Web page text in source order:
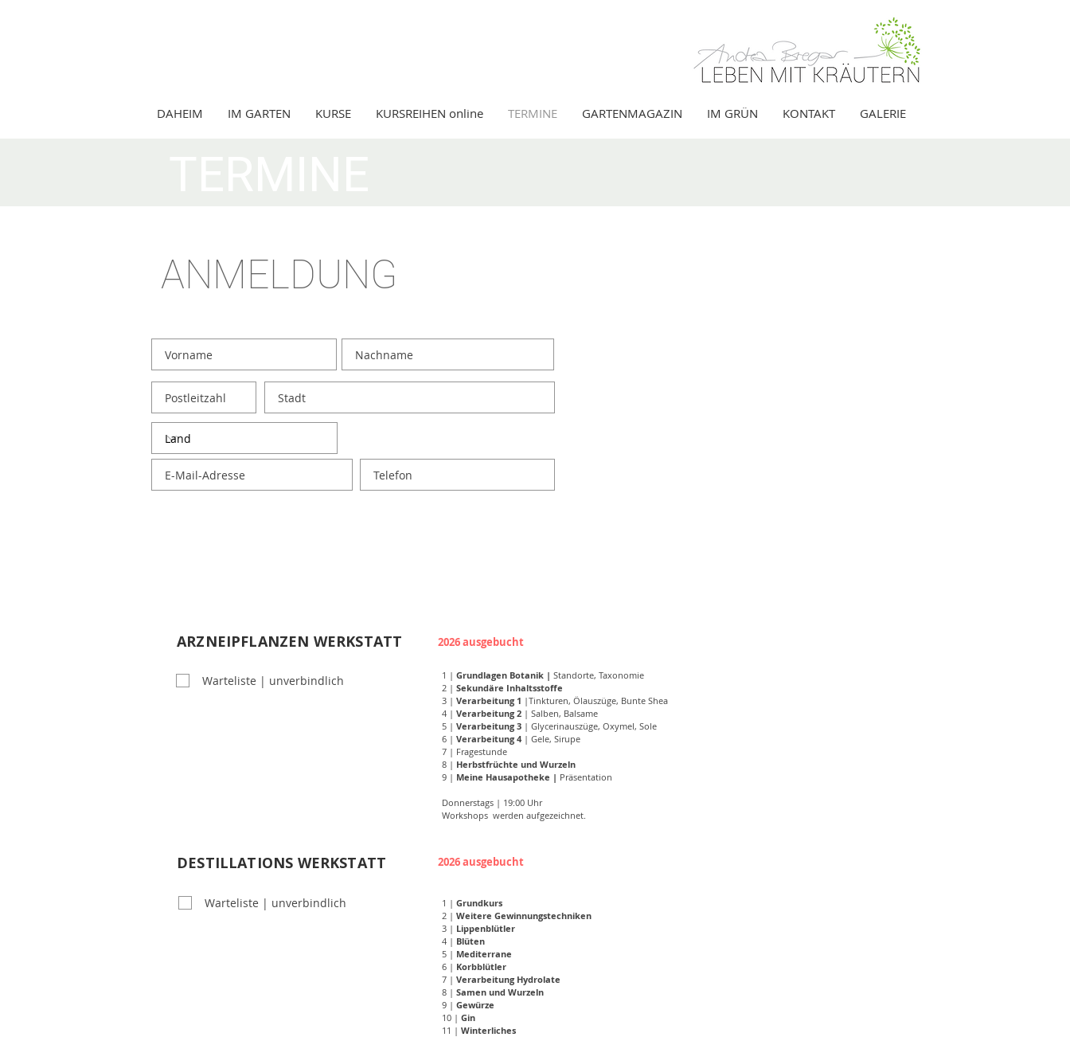
DAHEIM IM GARTEN KURSE KURSREIHEN online TERMINE GARTENMAGAZIN IM GRÜN KONTAKT GALERIE
ANMELDUNG
ARZNEIPFLANZEN - HAUSAPOTHEKE
Warteliste | unverbindlich 1 | Grundlagen Botanik | Standorte, Taxonomie
2 | Sekundäre Inhaltsstoffe
3 | Verarbeitung 1 |Tinkturen, Ölauszüge, Bunte Shea
4 | Verarbeitung 2 | Salben, Balsame
5 | Verarbeitung 3 | Glycerinauszüge, Oxymel, Sole
6 | Verarbeitung 4 | Gele, Sirupe
7 | Fragestunde
8 | Herbstfrüchte und Wurzeln
9 | Meine Hausapotheke | Präsentation
Donnerstags | 19:00 Uhr
Workshops werden aufgezeichnet.
ARZNEIPFLANZEN WERKSTATT 2026 ausgebucht
DESTILLATIONSWERKSTATT
Warteliste | unverbindlich
DESTILLATIONS WERKSTATT
1 | Grundkurs
2 | Weitere Gewinnungstechniken
3 | Lippenblütler
4 | Blüten
5 | Mediterrane
6 | Korbblütler
7 | Verarbeitung Hydrolate
8 | Samen und Wurzeln
9 | Gewürze
10 | Gin
11 | Winterliches
2026 ausgebucht